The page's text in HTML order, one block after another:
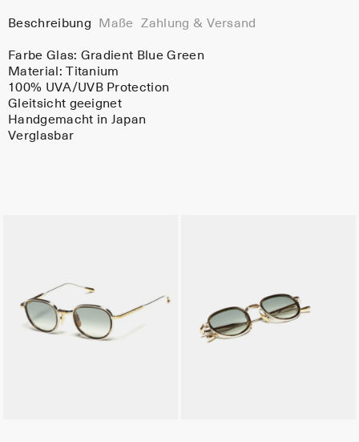
Beschreibung Maße Zahlung & Versand
Farbe Glas: Gradient Blue Green
Material:Titanium
100% UVA/UVB Protection
Gleitsicht geeignet
Handgemacht in Japan
Verglasbar